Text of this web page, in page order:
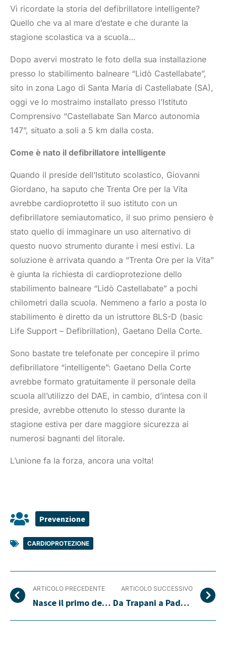
Vi ricordate la storia del defibrillatore intelligente?
Quello che va al mare d’estate e che durante la
stagione scolastica va a scuola…
Dopo avervi mostrato le foto della sua installazione
presso lo stabilimento balneare “Lidò Castellabate”,
sito in zona Lago di Santa Maria di Castellabate (SA),
oggi ve lo mostraimo installato presso l’Istituto
Comprensivo “Castellabate San Marco autonomia
147”, situato a soli a 5 km dalla costa.
Come è nato il defibrillatore intelligente
Quando il preside dell’Istituto scolastico, Giovanni
Giordano, ha saputo che Trenta Ore per la Vita
avrebbe cardioprotetto il suo istituto con un
defibrillatore semiautomatico, il suo primo pensiero è
stato quello di immaginare un uso alternativo di
questo nuovo strumento durante i mesi estivi. La
soluzione è arrivata quando a “Trenta Ore per la Vita”
è giunta la richiesta di cardioprotezione dello
stabilimento balneare “Lidò Castellabate” a pochi
chilometri dalla scuola. Nemmeno a farlo a posta lo
stabilimento è diretto da un istruttore BLS-D (basic
Life Support – Defibrillation), Gaetano Della Corte.
Sono bastate tre telefonate per concepire il primo
defibrillatore “intelligente”: Gaetano Della Corte
avrebbe formato gratuitamente il personale della
scuola all’utilizzo del DAE, in cambio, d’intesa con il
preside, avrebbe ottenuto lo stesso durante la
stagione estiva per dare maggiore sicurezza ai
numerosi bagnanti del litorale.
L’unione fa la forza, ancora una volta!
Prevenzione
CARDIOPROTEZIONE
ARTICOLO PRECEDENTE
Nasce il primo defibrillatore “intelligente”
ARTICOLO SUCCESSIVO
Da Trapani a Padova, 179 defibrillatori installati in 50 giorni